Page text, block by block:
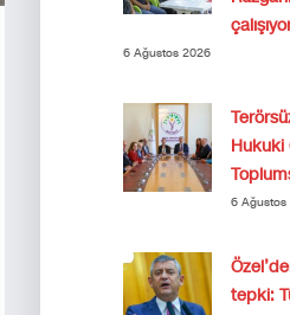
6 Ağustos 2026
Hukuki
6 Ağustos
tepki: